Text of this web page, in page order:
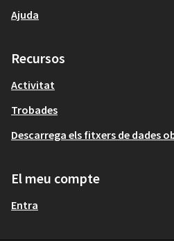
Ajuda
Recursos
Activitat
Trobades
Descarrega els fitxers de dades
El meu compte
Entra